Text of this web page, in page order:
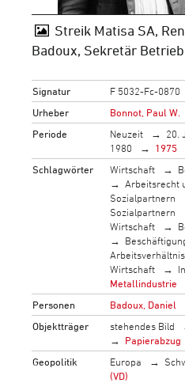
Streik Matisa SA,
Badoux, Sekretär
Signatur
F 5032-Fc-0870
Urheber
Bonnot, Paul W.
Periode
Neuzeit 20.
1980
1975
Schlagwörter
Wirtschaft
Arbeitsrecht
Sozialpartnern
Sozialpartnern
Wirtschaft
Wirtschaft
Metallindustrie
Personen
Badoux, Daniel
Objektträger
stehendes Bild
Papierabzug
Geopolitik
Europa
(VD)